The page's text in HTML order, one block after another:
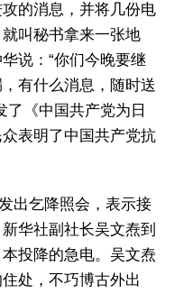
的消息，并将几份电
叫秘书拿来一张地
说：“你们今晚要继
有什么消息，随时送
了《中国共产党为日
表明了中国共产党抗
出乞降照会，表示接
华社副社长吴文焘到
投降的急电。吴文焘
处，不巧博古外出